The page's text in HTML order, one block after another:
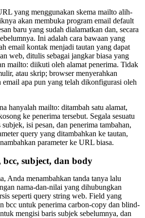
yang menggunakan skema mailto alih-
akan membuka program email default
baru yang sudah dialamatkan dan, secara
Ini adalah cara bawaan yang
email kontak menjadi tautan yang dapat
web, ditulis sebagai jangkar biasa yang
mailto: diikuti oleh alamat penerima. Tidak
atau skrip; browser menyerahkan
apa pun yang telah dikonfigurasi oleh
hanyalah mailto: ditambah satu alamat,
ke penerima tersebut. Segala sesuatu
isi pesan, dan penerima tambahan,
query yang ditambahkan ke tautan,
parameter ke URL biasa.
bcc, subject, dan body
Anda menambahkan tanda tanya lalu
nama-dan-nilai yang dihubungkan
seperti query string web. Field yang
bcc untuk penerima carbon-copy dan blind-
mengisi baris subjek sebelumnya, dan